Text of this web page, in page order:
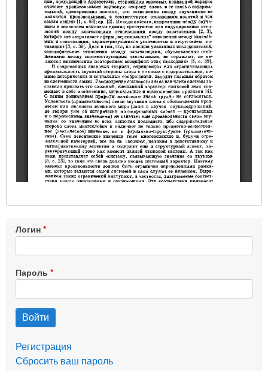
Логин
Пароль
Регистрация
Сбросить ваш пароль